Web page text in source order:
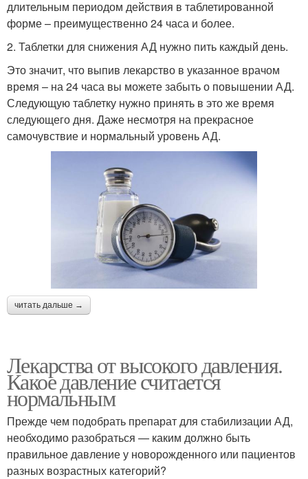
длительным периодом действия в таблетированной
форме – преимущественно 24 часа и более.
2. Таблетки для снижения АД нужно пить каждый день.
Это значит, что выпив лекарство в указанное врачом
время – на 24 часа вы можете забыть о повышении АД.
Следующую таблетку нужно принять в это же время
следующего дня. Даже несмотря на прекрасное
самочувствие и нормальный уровень АД.
читать дальше →
Лекарства от высокого давления.
Какое давление считается
нормальным
Прежде чем подобрать препарат для стабилизации АД,
необходимо разобраться — каким должно быть
правильное давление у новорожденного или пациентов
разных возрастных категорий?